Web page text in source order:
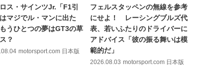
ス・サインツJr.「F1引
マジでル・マンに出た
うひとつの夢はGT3の草
？
motorsport.com 日本版
フェルスタッペンの無線を参考
にせよ！ レーシングブルズ代
表、若いふたりのドライバーに
アドバイス「彼の振る舞いは模
範的だ」
2026.08.03 motorsport.com 日本版